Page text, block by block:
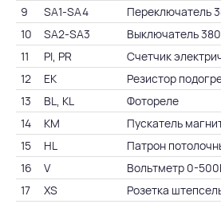
9 SA1-SA4 Переключатель
10
SA2-SA3 Выключатель
11
PI, PR Счетчик
12
EK Резистор
13
BL, KL Фотореле
14
KM Пускатель
15
HL Патрон
16
V Вольтметр 0-
17
XS Розетка